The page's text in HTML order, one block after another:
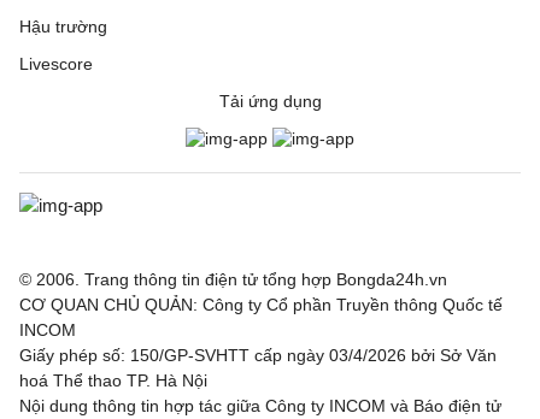
Hậu trường
Livescore
Tải ứng dụng
© 2006. Trang thông tin điện tử tổng hợp Bongda24h.vn
CƠ QUAN CHỦ QUẢN: Công ty Cổ phần Truyền thông Quốc tế
INCOM
Giấy phép số: 150/GP-SVHTT cấp ngày 03/4/2026 bởi Sở Văn
hoá Thể thao TP. Hà Nội
Nội dung thông tin hợp tác giữa Công ty INCOM và Báo điện tử